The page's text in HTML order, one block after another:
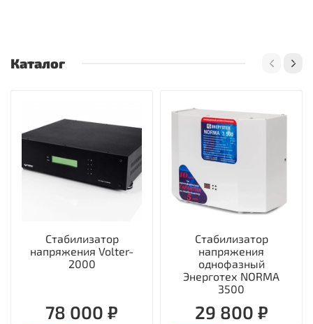
Каталог
Стабилизатор
напряжения Volter-
2000
78 000 ₽
Стабилизатор
напряжения
однофазный
Энерготех NORMA
3500
29 800 ₽